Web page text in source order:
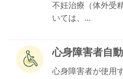
不妊治療（体外受
いては、...
心身障害者自
心身障害者が使用